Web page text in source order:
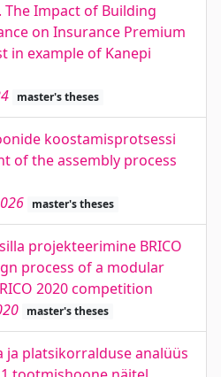
Impact of Building
on Insurance Premium
in example of Kanepi
master's theses
koostamisprotsessi
of the assembly process
master's theses
projekteerimine BRICO
process of a modular
2020 competition
master's theses
ja platsikorralduse analüüs